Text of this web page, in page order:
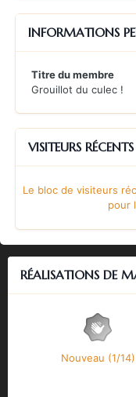
INFORMATIONS
Titre du membre
Grouillot du culec !
VISITEURS
Le bloc de visiteurs
pour
RÉALISATIONS DE
Nouveau (1/14)